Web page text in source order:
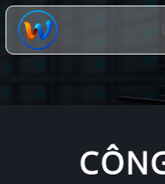
Chuyển
đến
dung